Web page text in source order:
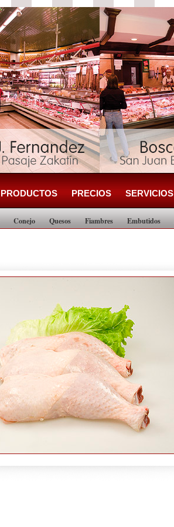
PRODUCTOS PRECIOS SERVICIOS
Conejo Quesos Fiambres Embutidos